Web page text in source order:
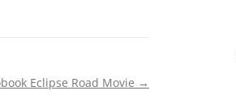
Eclipse Road Movie →